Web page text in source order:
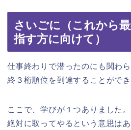
さいごに（これから
指す方に向けて）
仕事終わりで潜ったのにも関わ
終３桁順位を到達することができ
ここで、学びが１つありました
絶対に取ってやるという意思は